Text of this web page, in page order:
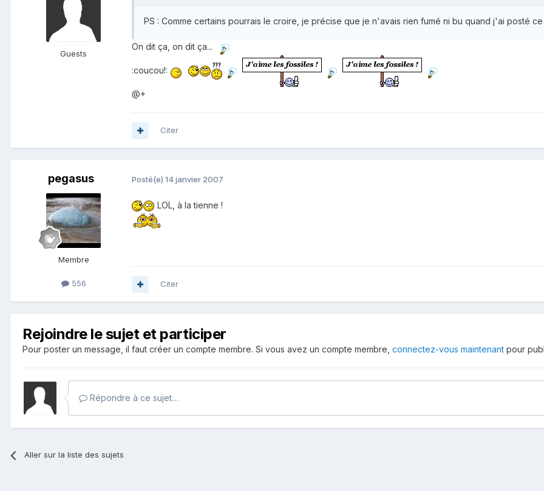
Guests
PS : Comme certains pourrais le croire, je précise que je n'avais rien fumé ni bu quand j'ai posté ce
On dit ça, on dit ça...
:coucou!:
@+
Citer
pegasus
Membre
556
Posté(e) 14 janvier 2007
LOL, à la tienne !
Citer
Rejoindre le sujet et participer
Pour poster un message, il faut créer un compte membre. Si vous avez un compte membre, connectez-vous maintenant pour
Répondre à ce sujet…
Aller sur la liste des sujets